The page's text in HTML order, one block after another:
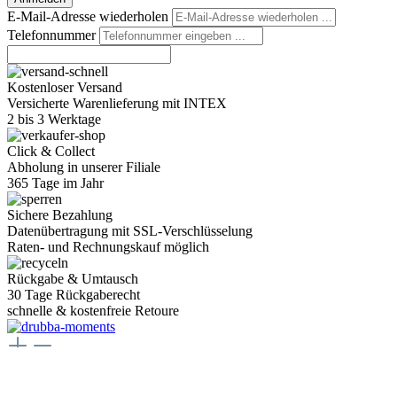
E-Mail-Adresse wiederholen
Telefonnummer
Kostenloser Versand
Versicherte Warenlieferung mit INTEX
2 bis 3 Werktage
Click & Collect
Abholung in unserer Filiale
365 Tage im Jahr
Sichere Bezahlung
Datenübertragung mit SSL-Verschlüsselung
Raten- und Rechnungskauf möglich
Rückgabe & Umtausch
30 Tage Rückgaberecht
schnelle & kostenfreie Retoure